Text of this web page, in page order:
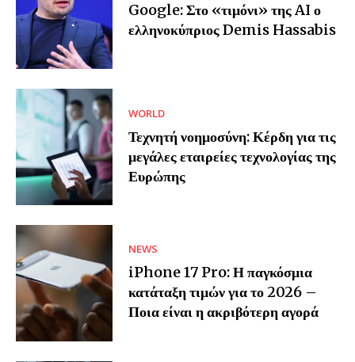
Google: Στο «τιμόνι» της AI ο
ελληνοκύπριος Demis Hassabis
WORLD
Τεχνητή νοημοσύνη: Κέρδη για τις
μεγάλες εταιρείες τεχνολογίας της
Ευρώπης
NEWS
iPhone 17 Pro: Η παγκόσμια
κατάταξη τιμών για το 2026 –
Ποια είναι η ακριβότερη αγορά